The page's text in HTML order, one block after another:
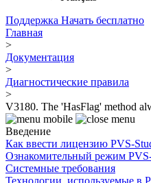
Поддержка Начать бесплатно
Главная
>
Документация
>
Диагностические правила
>
V3180. The 'HasFlag' method
Введение
Как ввести лицензию PVS-
Ознакомительный режим
Системные требования
Технологии, используемые в